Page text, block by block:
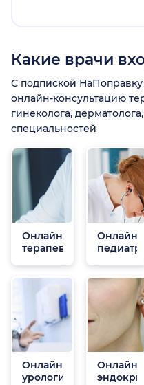
Какие врачи
С подпиской
онлайн-консультацию
гинеколога,
специальностей
Онлайн
терапевты
Онлайн
педиатры
Онлайн
урологи
Онлайн